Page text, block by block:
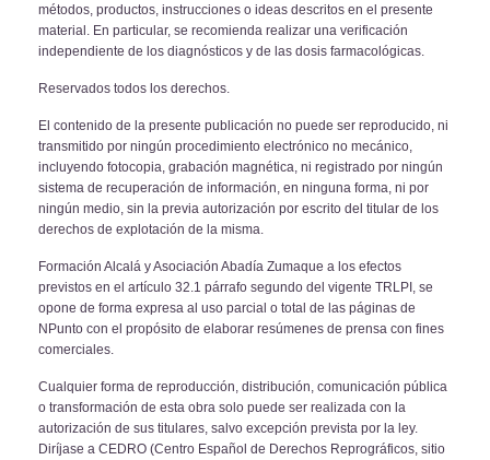
métodos, productos, instrucciones o ideas descritos en el presente
material. En particular, se recomienda realizar una verificación
independiente de los diagnósticos y de las dosis farmacológicas.
Reservados todos los derechos.
El contenido de la presente publicación no puede ser reproducido, ni
transmitido por ningún procedimiento electrónico no mecánico,
incluyendo fotocopia, grabación magnética, ni registrado por ningún
sistema de recuperación de información, en ninguna forma, ni por
ningún medio, sin la previa autorización por escrito del titular de los
derechos de explotación de la misma.
Formación Alcalá y Asociación Abadía Zumaque a los efectos
previstos en el artículo 32.1 párrafo segundo del vigente TRLPI, se
opone de forma expresa al uso parcial o total de las páginas de
NPunto con el propósito de elaborar resúmenes de prensa con fines
comerciales.
Cualquier forma de reproducción, distribución, comunicación pública
o transformación de esta obra solo puede ser realizada con la
autorización de sus titulares, salvo excepción prevista por la ley.
Diríjase a CEDRO (Centro Español de Derechos Reprográficos, sitio